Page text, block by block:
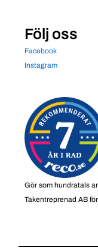
Följ oss
Facebook
Instagram
Gör som hundratals
Takentreprenad AB